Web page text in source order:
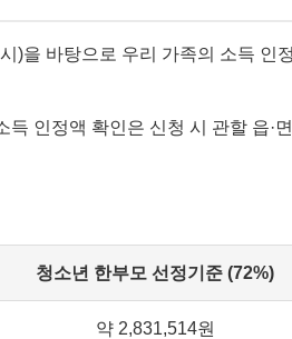
)을 바탕으로 우리 가족의 소득 인
득 인정액 확인은 신청 시 관할 읍·
청소년 한부모 선정기준 (72%)
약 2,831,514원